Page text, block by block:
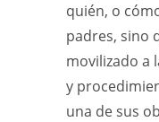
quién, o
padres, sino
movilizado a
y
una de sus